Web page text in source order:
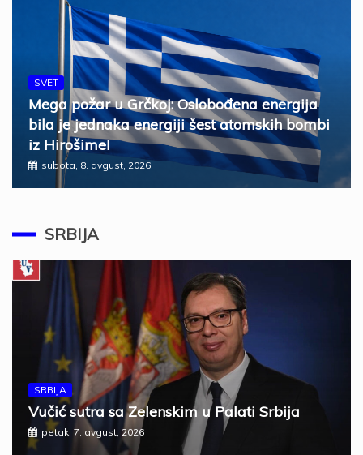
SVET
Mega požar u Grčkoj: Oslobođena energija
bila je jednaka energiji šest atomskih bombi
iz Hirošime!
subota, 8. avgust, 2026
SRBIJA
SRBIJA
Vučić sutra sa Zelenskim u Palati Srbija
petak, 7. avgust, 2026